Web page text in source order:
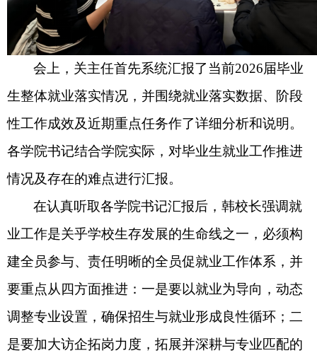
会上，关主任首先系统汇报了当前2026届毕业
生整体就业落实情况，并围绕就业落实数据、阶段
性工作成效及近期重点任务作了详细分析和说明。
各学院书记结合学院实际，对毕业生就业工作推进
情况及存在的难点进行汇报。
在认真听取各学院书记汇报后，韩校长强调就
业工作是关乎学校生存发展的生命线之一，必须构
建全员参与、责任明晰的全员促就业工作体系，并
要重点从四方面推进：一是要以就业为导向，动态
调整专业设置，确保招生与就业形成良性循环；二
是要加大访企拓岗力度，拓展并深耕与专业匹配的